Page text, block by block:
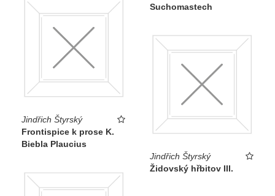
Suchomastech
Jindřich Štyrský
Frontispice k prose K.
Biebla Plaucius
Jindřich Štyrský
Židovský hřbitov III.